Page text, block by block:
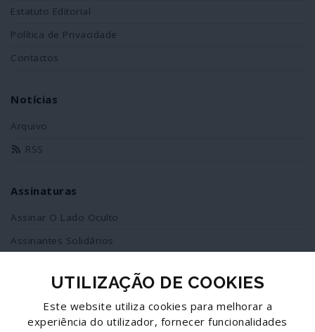
Estatuto Editorial
Política de Privacidade
Contactos
Notícias
Arquivo
RSS
Assinaturas
Assinar O Lado Oculto
Assinantes Solidários
Redes Sociais
Siga-nos no facebook
UTILIZAÇÃO DE COOKIES
Este website utiliza cookies para melhorar a
experiência do utilizador, fornecer funcionalidades